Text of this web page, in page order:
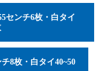
センチ6枚・白タイ
8枚・白タイ40~50